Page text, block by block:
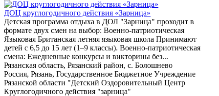
ДОЦ круглогодичного действия «Зарница»
Детская программа отдыха в ДОЛ "Зарница" проходит в
формате двух смен на выбор: Военно-патриотическая
Языковая Британская летняя языковая школа Принимают
детей с 6,5 до 15 лет (1–9 классы). Военно-патриотическая
смена: Ежедневные конкурсы и викторины без...
Рязанская область, Рязанский район, c. Болошнево
Россия, Рязань, Государственное Бюджетное Учреждение
Рязанской области "Детский Оздоровительный Центр
Круглогодичного действия "зарница"